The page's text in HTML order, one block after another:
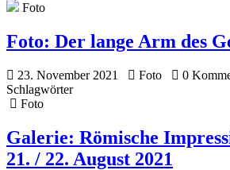
Foto
Foto: Der lange Arm des
23. November 2021 Foto 0
Schlagwörter
Foto
Galerie: Römische
21. / 22. August 2021